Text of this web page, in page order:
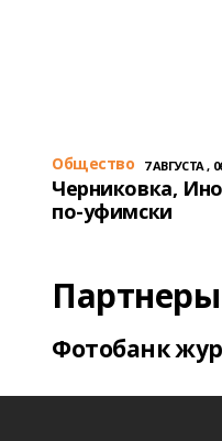
Общество 7 АВГУСТА ,
Черниковка,
по-уфимски
Партнеры
Фотобанк